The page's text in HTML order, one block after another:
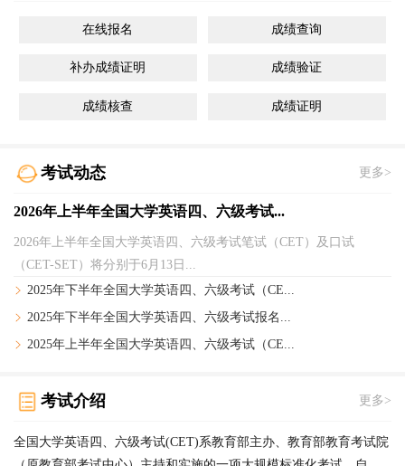
在线报名 成绩查询
补办成绩证明 成绩验证
成绩核查 成绩证明
考试动态 更多>
2026年上半年全国大学英语四、六级考试...
2026年上半年全国大学英语四、六级考试笔试（CET）及口试
（CET-SET）将分别于6月13日...
2025年下半年全国大学英语四、六级考试（CE...
2025年下半年全国大学英语四、六级考试报名...
2025年上半年全国大学英语四、六级考试（CE...
考试介绍 更多>
全国大学英语四、六级考试(CET)系教育部主办、教育部教育考试院